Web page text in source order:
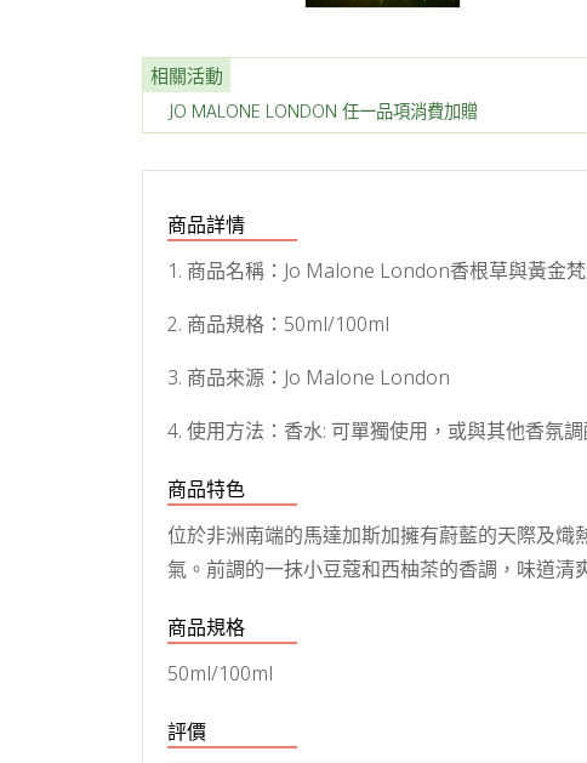
相關活動
JO MALONE LONDON 任一品項消費加贈
商品詳情
1. 商品名稱：Jo Malone London香根草與黃金
2. 商品規格：50ml/100ml
3. 商品來源：Jo Malone London
4. 使用方法：香水: 可單獨使用，或與其他香氛
商品特色
位於非洲南端的馬達加斯加擁有蔚藍的天際及
氣。前調的一抹小豆蔻和西柚茶的香調，味道
商品規格
50ml/100ml
評價